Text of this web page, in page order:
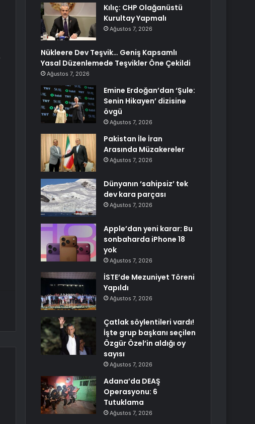
Kılıç: CHP Olağanüstü
Kurultay Yapmalı
Ağustos 7, 2026
Nükleere Dev Teşvik… Geniş Kapsamlı
Yasal Düzenlemede Teşvikler Öne Çekildi
Ağustos 7, 2026
Emine Erdoğan’dan ‘Şule:
Senin Hikayen’ dizisine
övgü
Ağustos 7, 2026
Pakistan İle İran
Arasında Müzakereler
Ağustos 7, 2026
Dünyanın ‘sahipsiz’ tek
dev kara parçası
Ağustos 7, 2026
Apple’dan yeni karar: Bu
sonbaharda iPhone 18
yok
Ağustos 7, 2026
İSTE’de Mezuniyet Töreni
Yapıldı
Ağustos 7, 2026
Çatlak söylentileri vardı!
İşte grup başkanı seçilen
Özgür Özel’in aldığı oy
sayısı
Ağustos 7, 2026
Adana’da DEAŞ
Operasyonu: 6
Tutuklama
Ağustos 7, 2026